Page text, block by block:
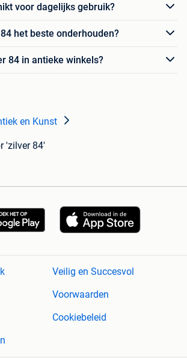
voor dagelijks gebruik?
het beste onderhouden?
84 in antieke winkels?
en Kunst
'zilver 84'
Veilig en Succesvol
Voorwaarden
Cookiebeleid